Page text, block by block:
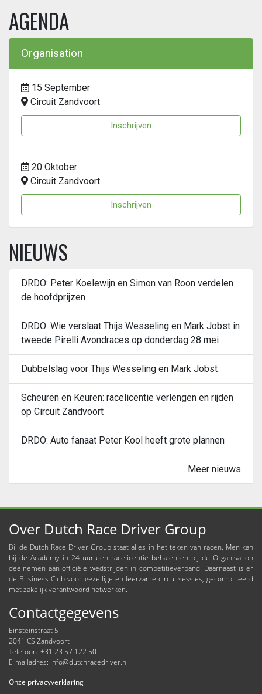
AGENDA
Organisation
15 September
Circuit Zandvoort
Inschrijven
20 Oktober
Circuit Zandvoort
Inschrijven
NIEUWS
DRDO: Peter Koelewijn en Simon van Roon verdelen
de hoofdprijzen
DRDO: Wie verslaat Thijs Wesseling en Mark Jobst in
tweede Pirelli Avondraces op donderdag 28 mei
Dubbelslag voor Thijs Wesseling en Mark Jobst
Scheuren en Keuren: racelicentie verlengen en rijden
op Circuit Zandvoort
DRDO: Auto fanaat Peter Kool heeft grote plannen
Meer nieuws
Over Dutch Race Driver Group
Bij de Dutch Race Driver Group staat alles in het teken van racen. Men kan
bij de Academy in 24 uur een racelicentie behalen en bij de Organisation
deelnemen aan officiële wedstrijden in competitieverband. Daarnaast is er
de Business Club voor gezellige en leerzame circuitsessies, gecombineerd
met zakelijk verantwoord netwerken.
Contactgegevens
Einsteinstraat 5
2041 CS Zandvoort
Telefoon: +31 23 57 122 50
E-mailadres: info@dutchracedriver.nl
Onze privacyverklaring